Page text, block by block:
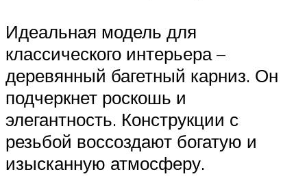
Идеальная модель для
классического интерьера –
деревянный багетный карниз. Он
подчеркнет роскошь и
элегантность. Конструкции с
резьбой воссоздают богатую и
изысканную атмосферу.